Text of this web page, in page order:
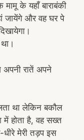
के यहाँ बाराबंकी
जायेंगे और वह घर पे
रातें अपने
था लेकिन बकौल
में होता है, वह सख्त
मेरी तड़प इस